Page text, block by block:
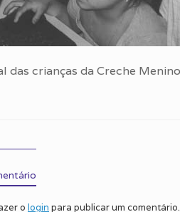
das crianças da Creche
o login para publicar um comentário.